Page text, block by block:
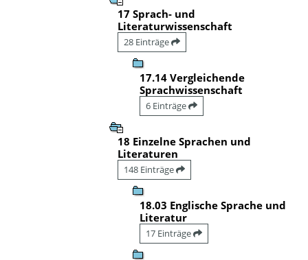
17 Sprach- und
Literaturwissenschaft
28 Einträge
17.14 Vergleichende
Sprachwissenschaft
6 Einträge
18 Einzelne Sprachen und
Literaturen
148 Einträge
18.03 Englische Sprache und
Literatur
17 Einträge